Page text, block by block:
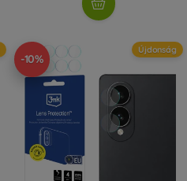
-10%
Újdonság